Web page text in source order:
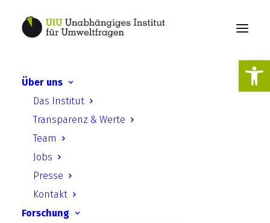
Über uns
Das Institut
Transparenz & Werte
Team
Jobs
Presse
Kontakt
Forschung
Publikationen
Suche